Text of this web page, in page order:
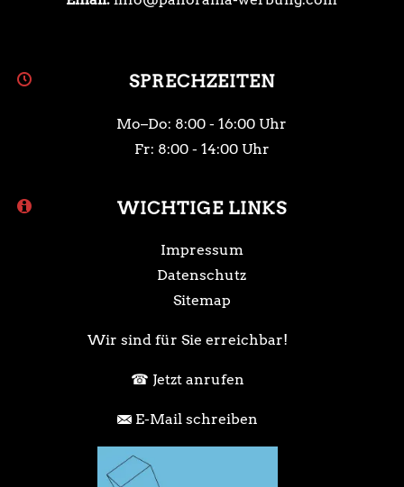
SPRECHZEITEN
Mo–Do: 8:00 - 16:00 Uhr
Fr: 8:00 - 14:00 Uhr
WICHTIGE LINKS
Impressum
Datenschutz
Sitemap
Wir sind für Sie erreichbar!
Jetzt anrufen
E-Mail schreiben